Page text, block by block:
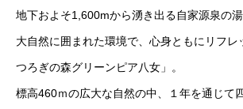
地下およそ1,600mから湧き出る自家源泉の湯
大自然に囲まれた環境で、心身ともにリフレ
つろぎの森グリーンピア八女」。
標高460ｍの広大な自然の中、１年を通じて